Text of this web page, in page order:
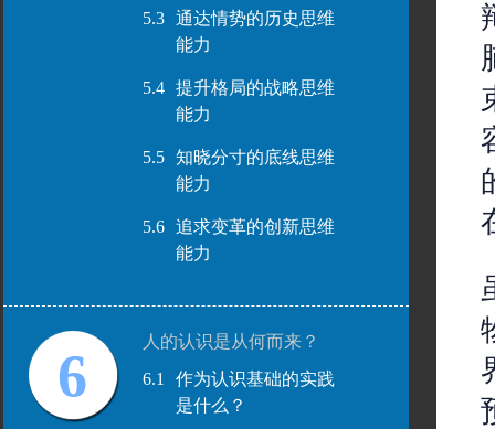
5.3
通达情势的历史思维
能力
5.4
提升格局的战略思维
能力
5.5
知晓分寸的底线思维
能力
5.6
追求变革的创新思维
能力
6
人的认识是从何而来？
6.1
作为认识基础的实践
是什么？